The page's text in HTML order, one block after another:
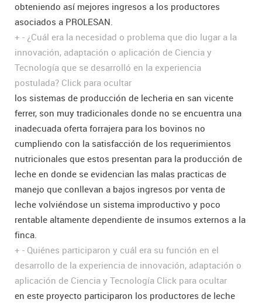
obteniendo así mejores ingresos a los productores
asociados a PROLESAN.
+ - ¿Cuál era la necesidad o problema que dio lugar a la
innovación, adaptación o aplicación de Ciencia y
Tecnología que se desarrolló en la experiencia
postulada? Click para ocultar
los sistemas de producción de lecheria en san vicente
ferrer, son muy tradicionales donde no se encuentra una
inadecuada oferta forrajera para los bovinos no
cumpliendo con la satisfacción de los requerimientos
nutricionales que estos presentan para la producción de
leche en donde se evidencian las malas practicas de
manejo que conllevan a bajos ingresos por venta de
leche volviéndose un sistema improductivo y poco
rentable altamente dependiente de insumos externos a la
finca.
+ - Quiénes participaron y cuál era su función en el
desarrollo de la experiencia de innovación, adaptación o
aplicación de Ciencia y Tecnología Click para ocultar
en este proyecto participaron los productores de leche